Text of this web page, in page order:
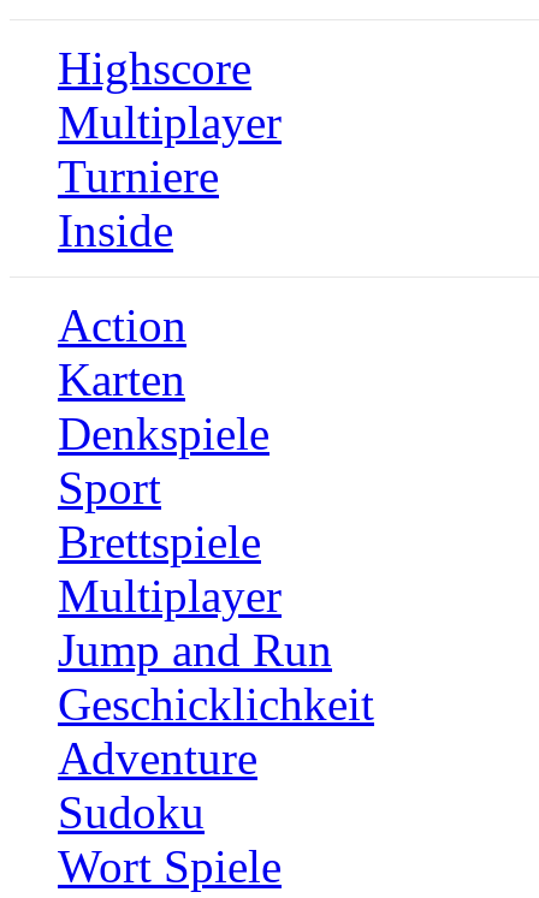
Highscore
Multiplayer
Turniere
Inside
Action
Karten
Denkspiele
Sport
Brettspiele
Multiplayer
Jump and Run
Geschicklichkeit
Adventure
Sudoku
Wort Spiele